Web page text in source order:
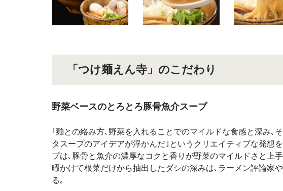
「つけ麺えん寺」のこだわり
野菜ベースのとろとろ豚骨魚介スープ
｢麺との絡み方､野菜を入れることでのマイルドな食感と深み､
タスープのアイデアが浮かんだ｣というクリエイティブな発想
プは､豚骨と魚介の濃厚なコクと香りが野菜のマイルドさと上
暇かけて根菜だけから抽出したダシの深みは､ラーメン評論家
る｡